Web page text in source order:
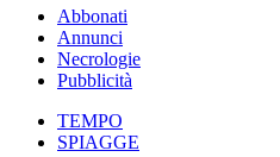
Abbonati
Annunci
Necrologie
Pubblicità
TEMPO
SPIAGGE